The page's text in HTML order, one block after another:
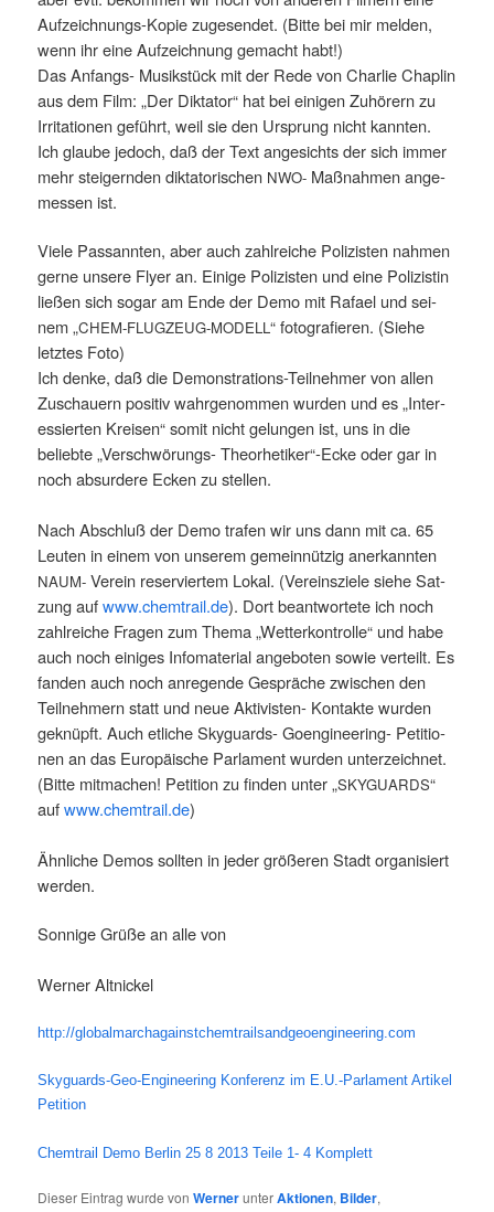
Auf­zeich­nungs-Kopie zuge­sen­det. (Bit­te bei mir mel­den,
wenn ihr eine Auf­zeich­nung gemacht habt!)
Das Anfangs- Musik­stück mit der Rede von Char­lie Chap­lin
aus dem Film: „Der Dik­ta­tor“ hat bei eini­gen Zuhö­rern zu
Irri­ta­tio­nen geführt, weil sie den Ursprung nicht kann­ten.
Ich glau­be jedoch, daß der Text ange­sichts der sich immer
mehr stei­gern­den dik­ta­to­ri­schen NWO- Maß­nah­men ange­
mes­sen ist.
Vie­le Pas­sann­ten, aber auch zahl­rei­che Poli­zis­ten nah­men
ger­ne unse­re Fly­er an. Eini­ge Poli­zis­ten und eine Poli­zis­tin
lie­ßen sich sogar am Ende der Demo mit Rafa­el und sei­
nem„CHEM-FLUGZEUG-MODELL“ foto­gra­fie­ren. (Sie­he
letz­tes Foto)
Ich den­ke, daß die Demons­tra­ti­ons-Teil­neh­mer von allen
Zuschau­ern posi­tiv wahr­ge­nom­menwur­den und es „Inter­
es­sier­ten Krei­sen“ somit nicht gelun­gen ist, uns in die
belieb­te „Ver­schwö­rungs- Theorhetiker“-Ecke oder gar in
noch absur­de­re Ecken zu stellen.
Nach Abschluß der Demo tra­fen wir uns dann mit ca. 65
Leu­ten in einem von unse­rem gemein­nüt­zig aner­kann­ten
NAUM- Ver­ein reser­vier­tem Lokal. (Ver­eins­zie­le sie­he Sat­
zung aufwww.chemtrail.de). Dort beant­wor­te­te ich noch
zahl­rei­che Fra­gen zum The­ma „Wet­ter­kon­trol­le“ und habe
auch noch eini­ges Info­ma­te­ri­al ange­bo­ten sowie ver­teilt. Es
fan­den auch noch anre­gen­de Gesprä­che zwi­schen den
Teil­neh­mern statt und neue Akti­vis­ten- Kon­tak­te wur­den
geknüpft. Auch etli­che Sky­guards- Goen­gi­nee­ring- Peti­tio­
nen an das Euro­päi­sche Par­la­ment wur­den unter­zeich­net.
(Bit­te mit­ma­chen! Peti­ti­on zu fin­den unter „SKYGUARDS“
aufwww.chemtrail.de)
Ähn­li­che Demos soll­ten in jeder grö­ße­ren Stadt orga­ni­siert
werden.
Son­ni­ge Grü­ße an alle von
Wer­ner Altnickel
http://globalmarchagainstchemtrailsandgeoengineering.com
Sky­guards-Geo-Engi­nee­ring Kon­fe­renz im E.U.-Parlament Artikel
Peti­ti­on
Chem­trail Demo Ber­lin 25 8 2013 Tei­le 1- 4 Komplett
Dieser Eintrag wurde vonWernerunterAktionen, Bilder,